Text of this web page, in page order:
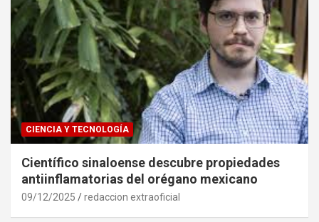
CIENCIA Y TECNOLOGÍA
Científico sinaloense descubre propiedades
antiinflamatorias del orégano mexicano
09/12/2025 redaccion extraoficial